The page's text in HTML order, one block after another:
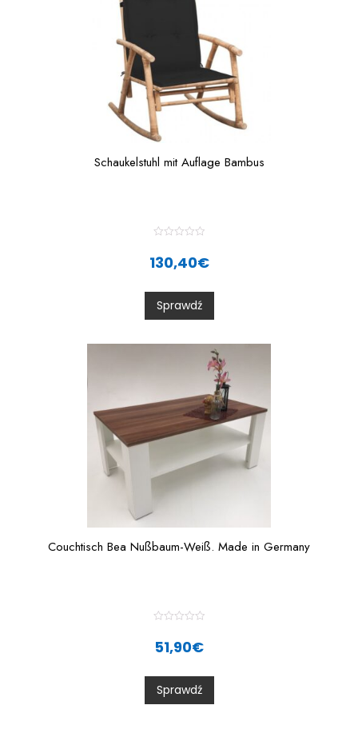
Schaukelstuhl mit Auflage Bambus
0
o
u
t
130,40€
Sprawdź
Couchtisch Bea Nußbaum-Weiß. Made in Germany
0
o
u
t
51,90€
Sprawdź